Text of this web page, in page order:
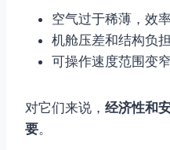
空气过于稀薄，效
机舱压差和结构负
可操作速度范围变窄
对它们来说， 经济性和
要。